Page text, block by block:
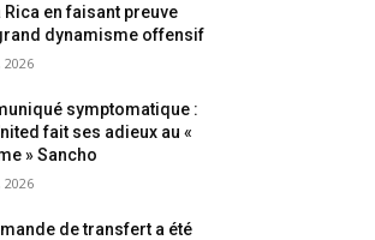
Rica en faisant preuve
dynamisme offensif
2026
symptomatique :
fait ses adieux au «
» Sancho
2026
de transfert a été